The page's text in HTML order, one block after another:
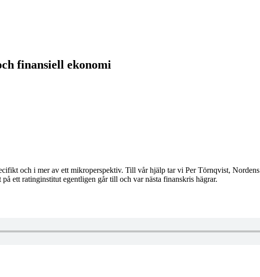
finansiell ekonomi
och i mer av ett mikroperspektiv. Till vår hjälp tar vi Per Törnqvist,
ett ratinginstitut egentligen går till och var nästa finanskris hägrar.